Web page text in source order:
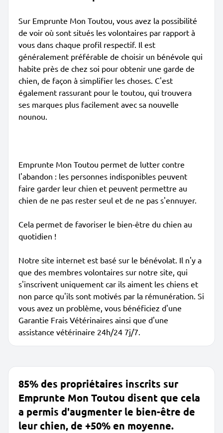
Sur Emprunte Mon Toutou, vous avez la possibilité
de voir où sont situés les volontaires par rapport à
vous dans chaque profil respectif. Il est
généralement préférable de choisir un bénévole qui
habite près de chez soi pour obtenir une garde de
chien, de façon à simplifier les choses. C'est
également rassurant pour le toutou, qui trouvera
ses marques plus facilement avec sa nouvelle
nounou.
Emprunte Mon Toutou permet de lutter contre
l'abandon : les personnes indisponibles peuvent
faire garder leur chien et peuvent permettre au
chien de ne pas rester seul et de ne pas s'ennuyer.
Cela permet de favoriser le bien-être du chien au
quotidien !
Notre site internet est basé sur le bénévolat. Il n'y a
que des membres volontaires sur notre site, qui
s'inscrivent uniquement car ils aiment les chiens et
non parce qu'ils sont motivés par la rémunération. Si
vous avez un problème, vous bénéficiez d'une
Garantie Frais Vétérinaires ainsi que d'une
assistance vétérinaire 24h/24 7j/7.
85% des propriétaires inscrits sur
Emprunte Mon Toutou disent que cela
a permis d'augmenter le bien-être de
leur chien, de +50% en moyenne.